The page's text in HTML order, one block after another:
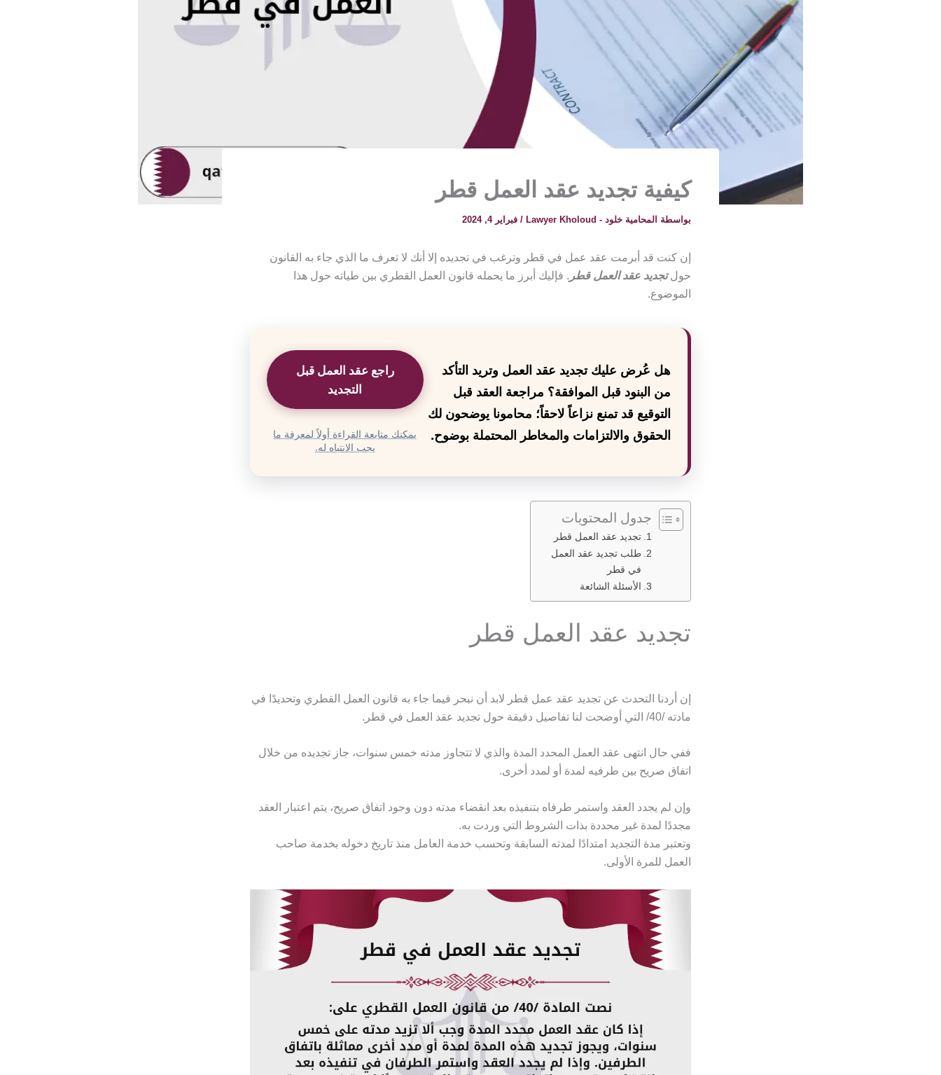
كيفية تجديد عقد العمل قطر
بواسطة المحامية خلود - Lawyer Kholoud / فبراير 4, 2024
إن كنت قد أبرمت عقد عمل في قطر وترغب في تجديده إلا أنك لا تعرف ما الذي جاء به القانون
حولتجديد عقد العمل قطر . فإليك أبرز ما يحمله قانون العمل القطري بين طياته حول هذا
الموضوع.
هل عُرض عليك تجديد عقد العمل وتريد التأكد
من البنود قبل الموافقة؟ مراجعة العقد قبل
التوقيع قد تمنع نزاعاً لاحقاً؛ محامونا يوضحون لك
الحقوق والالتزامات والمخاطر المحتملة بوضوح.
راجع عقد العمل قبل
التجديد
يمكنك متابعة القراءة أولاً لمعرفة ما
يجب الانتباه له.
جدول المحتويات
تجديد عقد العمل قطر
طلب تجديد عقد العمل
في قطر
الأسئلة الشائعة
تجديد عقد العمل قطر
إن أردنا التحدث عن تجديد عقد عمل قطر لابد أن نبحر فيما جاء به قانون العمل القطري وتحديدًا في
مادته /40/ التي أوضحت لنا تفاصيل دقيقة حول تجديد عقد العمل في قطر.
ففي حال انتهى عقد العمل المحدد المدة والذي لا تتجاوز مدته خمس سنوات، جاز تجديده من خلال
اتفاق صريح بين طرفيه لمدة أو لمدد أخرى.
وإن لم يجدد العقد واستمر طرفاه بتنفيذه بعد انقضاء مدته دون وجود اتفاق صريح، يتم اعتبار العقد
مجددًا لمدة غير محددة بذات الشروط التي وردت به.
وتعتبر مدة التجديد امتدادًا لمدته السابقة وتحسب خدمة العامل منذ تاريخ دخوله بخدمة صاحب
العمل للمرة الأولى.